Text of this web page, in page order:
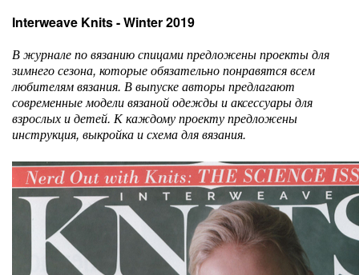
Interweave Knits - Winter 2019
В журнале по вязанию спицами предложены проекты для
зимнего сезона, которые обязательно понравятся всем
любителям вязания. В выпуске авторы предлагают
современные модели вязаной одежды и аксессуары для
взрослых и детей. К каждому проекту предложены
инструкция, выкройка и схема для вязания.